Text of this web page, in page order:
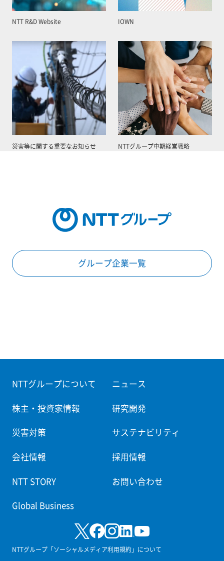
NTT R&D Website IOWN
災害等に関する重要なお知らせ NTTグループ中期経営戦略
グループ企業一覧
NTTグループについて ニュース
株主・投資家情報 研究開発
災害対策 サステナビリティ
会社情報 採用情報
NTT STORY お問い合わせ
Global Business
NTTグループ「ソーシャルメディア利用規約」について